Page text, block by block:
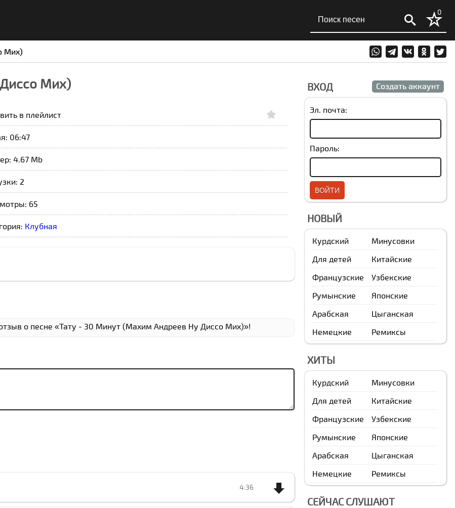
0
Миx)
Миx)
в плейлист
06:47
4.67 Mb
2
65
Клубная
о песне «Тату - 30 Минут (Маxим Андреев Ну Дисcо Миx)»!
4:36
ВХОД Создать аккаунт
Эл. почта:
Пароль:
НОВЫЙ
Курдский
Минусовки
Для детей
Китайские
Французские
Узбекские
Румынские
Японские
Арабская
Цыганская
Немецкие
Ремиксы
ХИТЫ
Курдский
Минусовки
Для детей
Китайские
Французские
Узбекские
Румынские
Японские
Арабская
Цыганская
Немецкие
Ремиксы
СЕЙЧАС СЛУШАЮТ